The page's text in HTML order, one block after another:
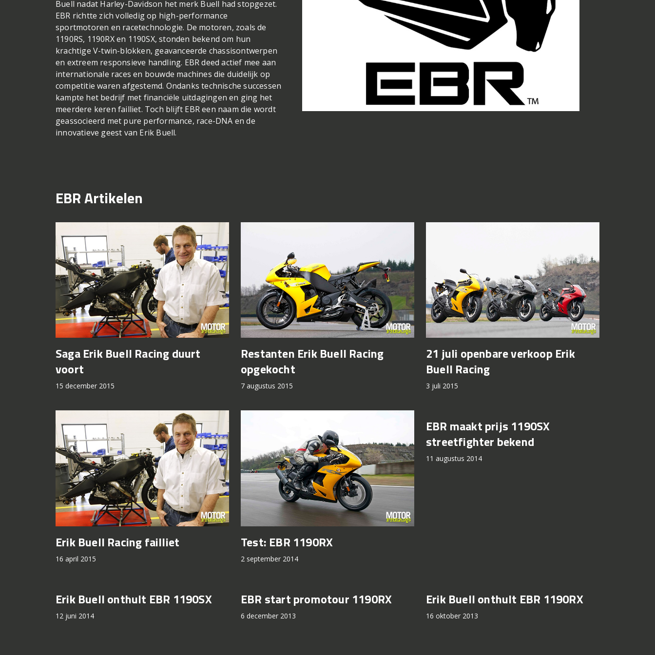
Buell nadat Harley-Davidson het merk Buell had stopgezet.
EBR richtte zich volledig op high-performance
sportmotoren en racetechnologie. De motoren, zoals de
1190RS, 1190RX en 1190SX, stonden bekend om hun
krachtige V-twin-blokken, geavanceerde chassisontwerpen
en extreem responsieve handling. EBR deed actief mee aan
internationale races en bouwde machines die duidelijk op
competitie waren afgestemd. Ondanks technische successen
kampte het bedrijf met financiële uitdagingen en ging het
meerdere keren failliet. Toch blijft EBR een naam die wordt
geassocieerd met pure performance, race-DNA en de
innovatieve geest van Erik Buell.
EBR Artikelen
Saga Erik Buell Racing duurt
voort
15 december 2015
Restanten Erik Buell Racing
opgekocht
7 augustus 2015
21 juli openbare verkoop Erik
Buell Racing
3 juli 2015
Erik Buell Racing failliet
16 april 2015
Test: EBR 1190RX
2 september 2014
EBR maakt prijs 1190SX
streetfighter bekend
11 augustus 2014
Erik Buell onthult EBR 1190SX
12 juni 2014
EBR start promotour 1190RX
6 december 2013
Erik Buell onthult EBR 1190RX
16 oktober 2013